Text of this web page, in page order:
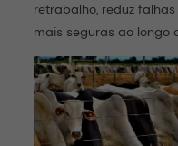
retrabalho, reduz
mais seguras ao longo